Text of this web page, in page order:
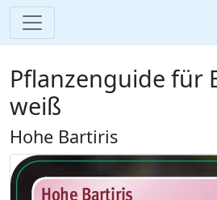
Pflanzenguide für
weiß
Hohe Bartiris